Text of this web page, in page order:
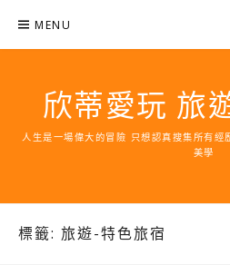
content
MENU
欣蒂愛玩 旅
人生是一場偉大的冒險 只想認真搜集所有
美學
標籤: 旅遊-特色旅宿